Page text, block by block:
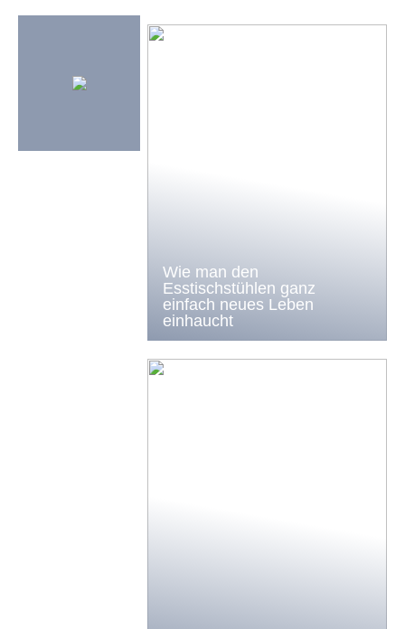
Wie man den
Esstischstühlen ganz
einfach neues Leben
einhaucht